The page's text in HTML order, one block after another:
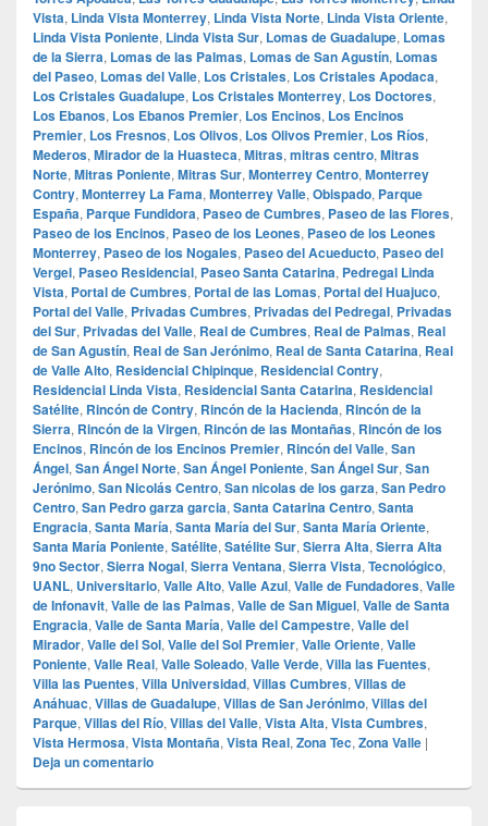
Vista, Linda Vista Monterrey, Linda Vista Norte, Linda Vista Oriente,
Linda Vista Poniente, Linda Vista Sur, Lomas de Guadalupe, Lomas
de la Sierra, Lomas de las Palmas, Lomas de San Agustín, Lomas
del Paseo, Lomas del Valle, Los Cristales, Los Cristales Apodaca,
Los Cristales Guadalupe, Los Cristales Monterrey, Los Doctores,
Los Ebanos, Los Ebanos Premier, Los Encinos, Los Encinos
Premier, Los Fresnos, Los Olivos, Los Olivos Premier, Los Ríos,
Mederos, Mirador de la Huasteca, Mitras, mitras centro, Mitras
Norte, Mitras Poniente, Mitras Sur, Monterrey Centro, Monterrey
Contry, Monterrey La Fama, Monterrey Valle, Obispado, Parque
España, Parque Fundidora, Paseo de Cumbres, Paseo de las Flores,
Paseo de los Encinos, Paseo de los Leones, Paseo de los Leones
Monterrey, Paseo de los Nogales, Paseo del Acueducto, Paseo del
Vergel, Paseo Residencial, Paseo Santa Catarina, Pedregal Linda
Vista, Portal de Cumbres, Portal de las Lomas, Portal del Huajuco,
Portal del Valle, Privadas Cumbres, Privadas del Pedregal, Privadas
del Sur, Privadas del Valle, Real de Cumbres, Real de Palmas, Real
de San Agustín, Real de San Jerónimo, Real de Santa Catarina, Real
de Valle Alto, Residencial Chipinque, Residencial Contry,
Residencial Linda Vista, Residencial Santa Catarina, Residencial
Satélite, Rincón de Contry, Rincón de la Hacienda, Rincón de la
Sierra, Rincón de la Virgen, Rincón de las Montañas, Rincón de los
Encinos, Rincón de los Encinos Premier, Rincón del Valle, San
Ángel, San Ángel Norte, San Ángel Poniente, San Ángel Sur, San
Jerónimo, San Nicolás Centro, San nicolas de los garza, San Pedro
Centro, San Pedro garza garcia, Santa Catarina Centro, Santa
Engracia, Santa María, Santa María del Sur, Santa María Oriente,
Santa María Poniente, Satélite, Satélite Sur, Sierra Alta, Sierra Alta
9no Sector, Sierra Nogal, Sierra Ventana, Sierra Vista, Tecnológico,
UANL, Universitario, Valle Alto, Valle Azul, Valle de Fundadores, Valle
de Infonavit, Valle de las Palmas, Valle de San Miguel, Valle de Santa
Engracia, Valle de Santa María, Valle del Campestre, Valle del
Mirador, Valle del Sol, Valle del Sol Premier, Valle Oriente, Valle
Poniente, Valle Real, Valle Soleado, Valle Verde, Villa las Fuentes,
Villa las Puentes, Villa Universidad, Villas Cumbres, Villas de
Anáhuac, Villas de Guadalupe, Villas de San Jerónimo, Villas del
Parque, Villas del Río, Villas del Valle, Vista Alta, Vista Cumbres,
Vista Hermosa, Vista Montaña, Vista Real, Zona Tec, Zona Valle |
Deja un comentario